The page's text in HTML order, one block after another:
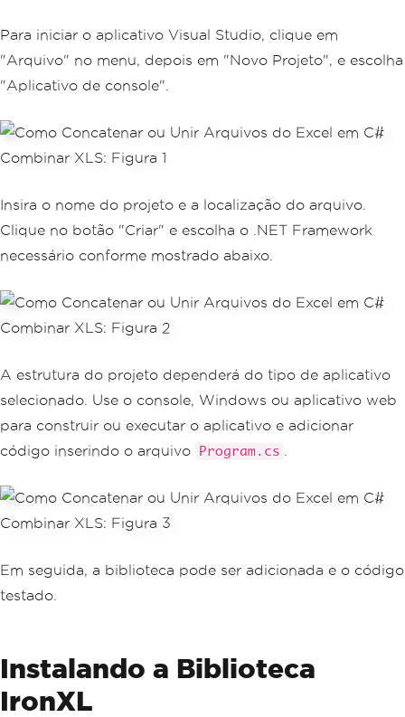
Para iniciar o aplicativo Visual Studio, clique em
"Arquivo" no menu, depois em "Novo Projeto", e escolha
"Aplicativo de console".
Insira o nome do projeto e a localização do arquivo.
Clique no botão "Criar" e escolha o .NET Framework
necessário conforme mostrado abaixo.
A estrutura do projeto dependerá do tipo de aplicativo
selecionado. Use o console, Windows ou aplicativo web
para construir ou executar o aplicativo e adicionar
código inserindo o arquivo
Program.cs
Em seguida, a biblioteca pode ser adicionada e o código
testado.
Instalando a Biblioteca
IronXL